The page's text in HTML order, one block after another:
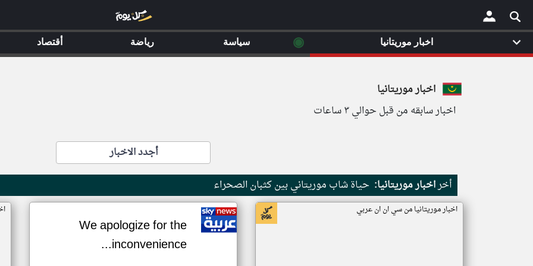
×
اخبار موريتانيا
اخبار سابقه من قبل حوالي ٣ ساعات
أجدد الاخبار
أخراخبار موريتانيا: حياة شاب موريتاني بين كثبان الصحراء
اخبار موريتانيا من سي ان ان عربي
We apologize for the
inconvenience...
اخبار موريتانيا ◉ سياسة رياضة أقتصاد